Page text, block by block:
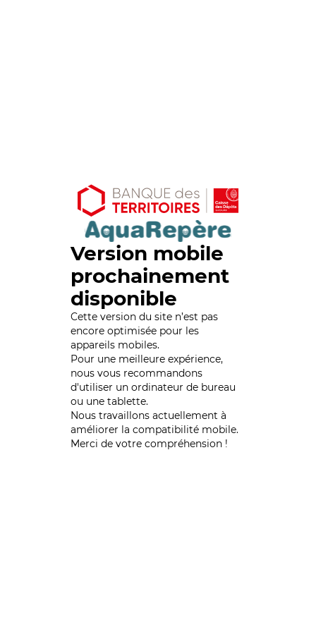
Version mobile
prochainement
disponible
Cette version du site n’est pas
encore optimisée pour les
appareils mobiles.
Pour une meilleure expérience,
nous vous recommandons
d'utiliser un ordinateur de bureau
ou une tablette.
Nous travaillons actuellement à
améliorer la compatibilité mobile.
Merci de votre compréhension !